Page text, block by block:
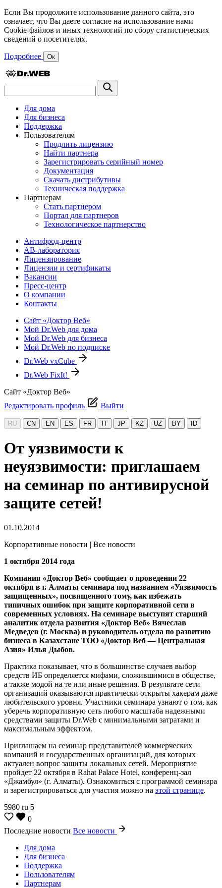
Если Вы продолжите использование данного сайта, это
означает, что Вы даете согласие на использование нами
Cookie-файлов и иных технологий по сбору статистических
сведений о посетителях.
Подробнее Ок
Для дома
Для бизнеса
Поддержка
Пользователям
Продлить лицензию
Найти партнера
Зарегистрировать серийный номер
Документация
Скачать дистрибутивы
Техническая поддержка
Партнерам
Стать партнером
Портал для партнеров
Технологическое партнерство
Антифрод-центр
АВ-лаборатория
Лицензирование
Лицензии и сертификаты
Вакансии
Пресс-центр
О компании
Контакты
Сайт «Доктор Веб»
Мой Dr.Web для дома
Мой Dr.Web для бизнеса
Мой Dr.Web по подписке
Dr.Web vxCube
Dr.Web FixIt!
Сайт «Доктор Веб»
Редактировать профиль
Выйти
RU CN EN ES FR IT JP KZ UZ BY ID
От уязвимости к
неуязвимости: приглашаем
на семинар по антивирусной
защите сетей!
01.10.2014
Корпоративные новости | Все новости
1 октября 2014 года
Компания «Доктор Веб» сообщает о проведении 22
октября в г. Алматы семинара под названием «Уязвимость
защищенных», посвященного тому, как избежать
типичных ошибок при защите корпоративной сети в
современных условиях. На семинаре выступят старший
аналитик отдела развития «Доктор Веб» Вячеслав
Медведев (г. Москва) и руководитель отдела по развитию
бизнеса в Казахстане ТОО «Доктор Веб — Центральная
Азия» Илья Дыбов.
Практика показывает, что в большинстве случаев выбор
средств ИБ определяется мифами, сложившимися в обществе,
а также модой на те или иные решения. В результате сети
организаций оказываются практически открыты хакерам даже
любительского уровня. Участники семинара узнают о том, как
уберечь корпоративную сеть любого масштаба надежными
средствами защиты Dr.Web с минимальными затратами и
максимальным эффектом.
Приглашаем на семинар представителей коммерческих
компаний и государственных организаций, для которых
актуален вопрос защиты локальных сетей. Мероприятие
пройдет 22 октября в Rahat Palace Hotel, конференц-зал
«Джамбул» (г. Алматы). Ознакомиться с программой семинара
и зарегистрироваться для участия можно на этой странице.
5980 ru 5
0
Последние новости Все новости
Для дома
Для бизнеса
Поддержка
Пользователям
Партнерам